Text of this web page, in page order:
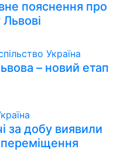
пояснення про
Україна
– новий етап
за добу виявили